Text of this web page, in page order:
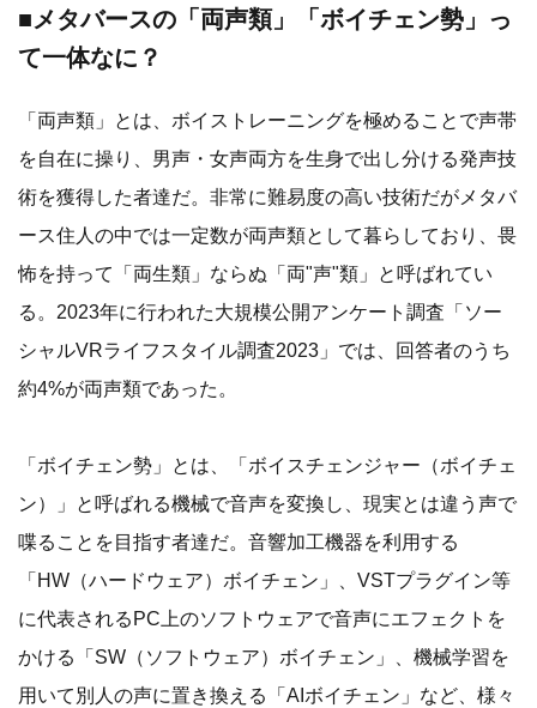
■メタバースの「両声類」「ボイチェン勢」っ
て一体なに？
「両声類」とは、ボイストレーニングを極めることで声帯
を自在に操り、男声・女声両方を生身で出し分ける発声技
術を獲得した者達だ。非常に難易度の高い技術だがメタバ
ース住人の中では一定数が両声類として暮らしており、畏
怖を持って「両生類」ならぬ「両"声"類」と呼ばれてい
る。2023年に行われた大規模公開アンケート調査「ソー
シャルVRライフスタイル調査2023」では、回答者のうち
約4%が両声類であった。
「ボイチェン勢」とは、「ボイスチェンジャー（ボイチェ
ン）」と呼ばれる機械で音声を変換し、現実とは違う声で
喋ることを目指す者達だ。音響加工機器を利用する
「HW（ハードウェア）ボイチェン」、VSTプラグイン等
に代表されるPC上のソフトウェアで音声にエフェクトを
かける「SW（ソフトウェア）ボイチェン」、機械学習を
用いて別人の声に置き換える「AIボイチェン」など、様々